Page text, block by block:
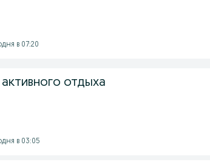
в 07:20
отдыха
в 03:05